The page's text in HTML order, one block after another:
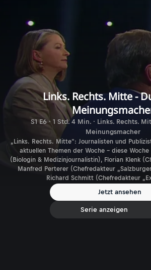
Links. Rechts. Mitte -
S1 E6 · 1 Std. 4 Min. · Links. Rechts.
Meinungsmacher
„Links. Rechts. Mitte“: Journalisten und
aktuellen Themen der Woche – diese
(Biologin & Medizinjournalistin), Florian Klenk
Manfred Perterer (Chefredakteur
Richard Schmitt (Chefredakteur
Jetzt ansehen
Serie anzeigen